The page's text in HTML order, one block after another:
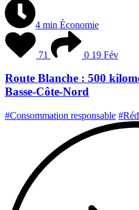
4 min Économie
71 0 19 Fév
Route Blanche : 500
Basse-Côte-Nord
#Consommation responsable